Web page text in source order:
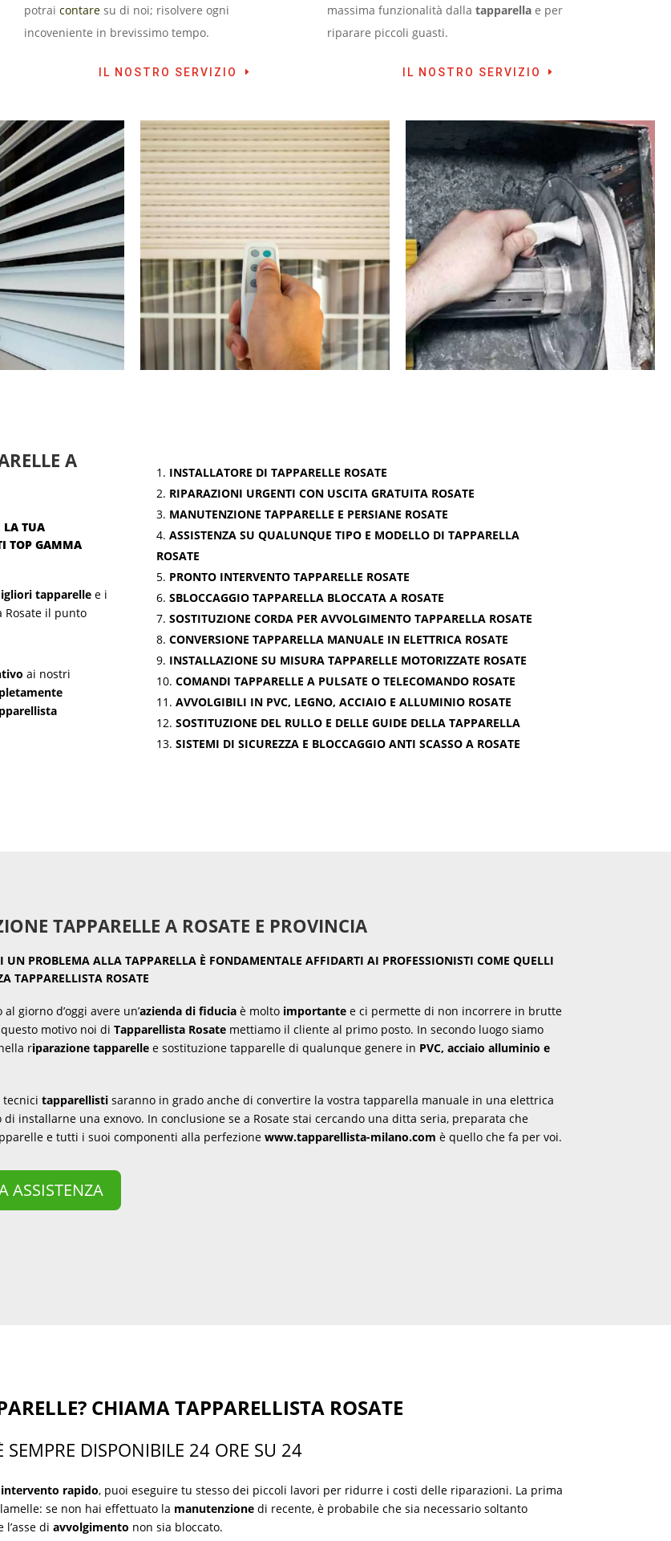
potrai contaresu di noi; risolvere ogni
incoveniente in brevissimo tempo.
IL NOSTRO SERVIZIO
massima funzionalità dalla tapparellae per
riparare piccoli guasti.
IL NOSTRO SERVIZIO
A
LA TUA
TOP GAMMA
tapparelle e i
Rosate il punto
ai nostri
INSTALLATORE DI TAPPARELLE ROSATE
RIPARAZIONI URGENTI CON USCITA GRATUITA ROSATE
MANUTENZIONE TAPPARELLE E PERSIANE ROSATE
ASSISTENZA SU QUALUNQUE TIPO E MODELLO DI TAPPARELLA
ROSATE
PRONTO INTERVENTO TAPPARELLE ROSATE
SBLOCCAGGIO TAPPARELLA BLOCCATA A ROSATE
SOSTITUZIONE CORDA PER AVVOLGIMENTO TAPPARELLA ROSATE
CONVERSIONE TAPPARELLA MANUALE IN ELETTRICA ROSATE
INSTALLAZIONE SU MISURA TAPPARELLE MOTORIZZATE ROSATE
COMANDI TAPPARELLE A PULSATE O TELECOMANDO ROSATE
AVVOLGIBILI IN PVC, LEGNO, ACCIAIO E ALLUMINIO ROSATE
SOSTITUZIONE DEL RULLO E DELLE GUIDE DELLA TAPPARELLA
SISTEMI DI SICUREZZA E BLOCCAGGIO ANTI SCASSO A ROSATE
TAPPARELLE A ROSATE E PROVINCIA
PROBLEMA ALLA TAPPARELLA È FONDAMENTALE AFFIDARTI AI PROFESSIONISTI COME QUELLI
TAPPARELLISTA ROSATE
giorno d’oggi avere un’azienda di fiduciaè molto importantee ci permette di non incorrere in brutte
motivo noi di Tapparellista Rosatemettiamo il cliente al primo posto. In secondo luogo siamo
riparazione tapparellee sostituzione tapparelle di qualunque genere in PVC, acciaio alluminio e
tapparellistisaranno in grado anche di convertire la vostra tapparella manuale in una elettrica
di installarne una exnovo. In conclusione se a Rosate stai cercando una ditta seria, preparata che
e tutti i suoi componenti alla perfezione www.tapparellista-milano.com è quello che fa per voi.
ASSISTENZA
CHIAMA TAPPARELLISTA ROSATE
SEMPRE DISPONIBILE 24 ORE SU 24
intervento rapido, puoi eseguire tu stesso dei piccoli lavori per ridurre i costi delle riparazioni. La prima
se non hai effettuato la manutenzione di recente, è probabile che sia necessario soltanto
l’asse diavvolgimento non sia bloccato.